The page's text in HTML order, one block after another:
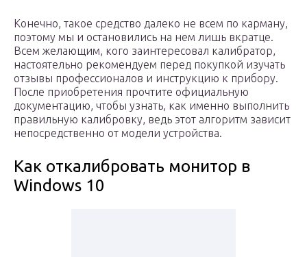
Конечно, такое средство далеко не всем по карману,
поэтому мы и остановились на нем лишь вкратце.
Всем желающим, кого заинтересовал калибратор,
настоятельно рекомендуем перед покупкой изучать
отзывы профессионалов и инструкцию к прибору.
После приобретения прочтите официальную
документацию, чтобы узнать, как именно выполнить
правильную калибровку, ведь этот алгоритм зависит
непосредственно от модели устройства.
Как откалибровать монитор в
Windows 10